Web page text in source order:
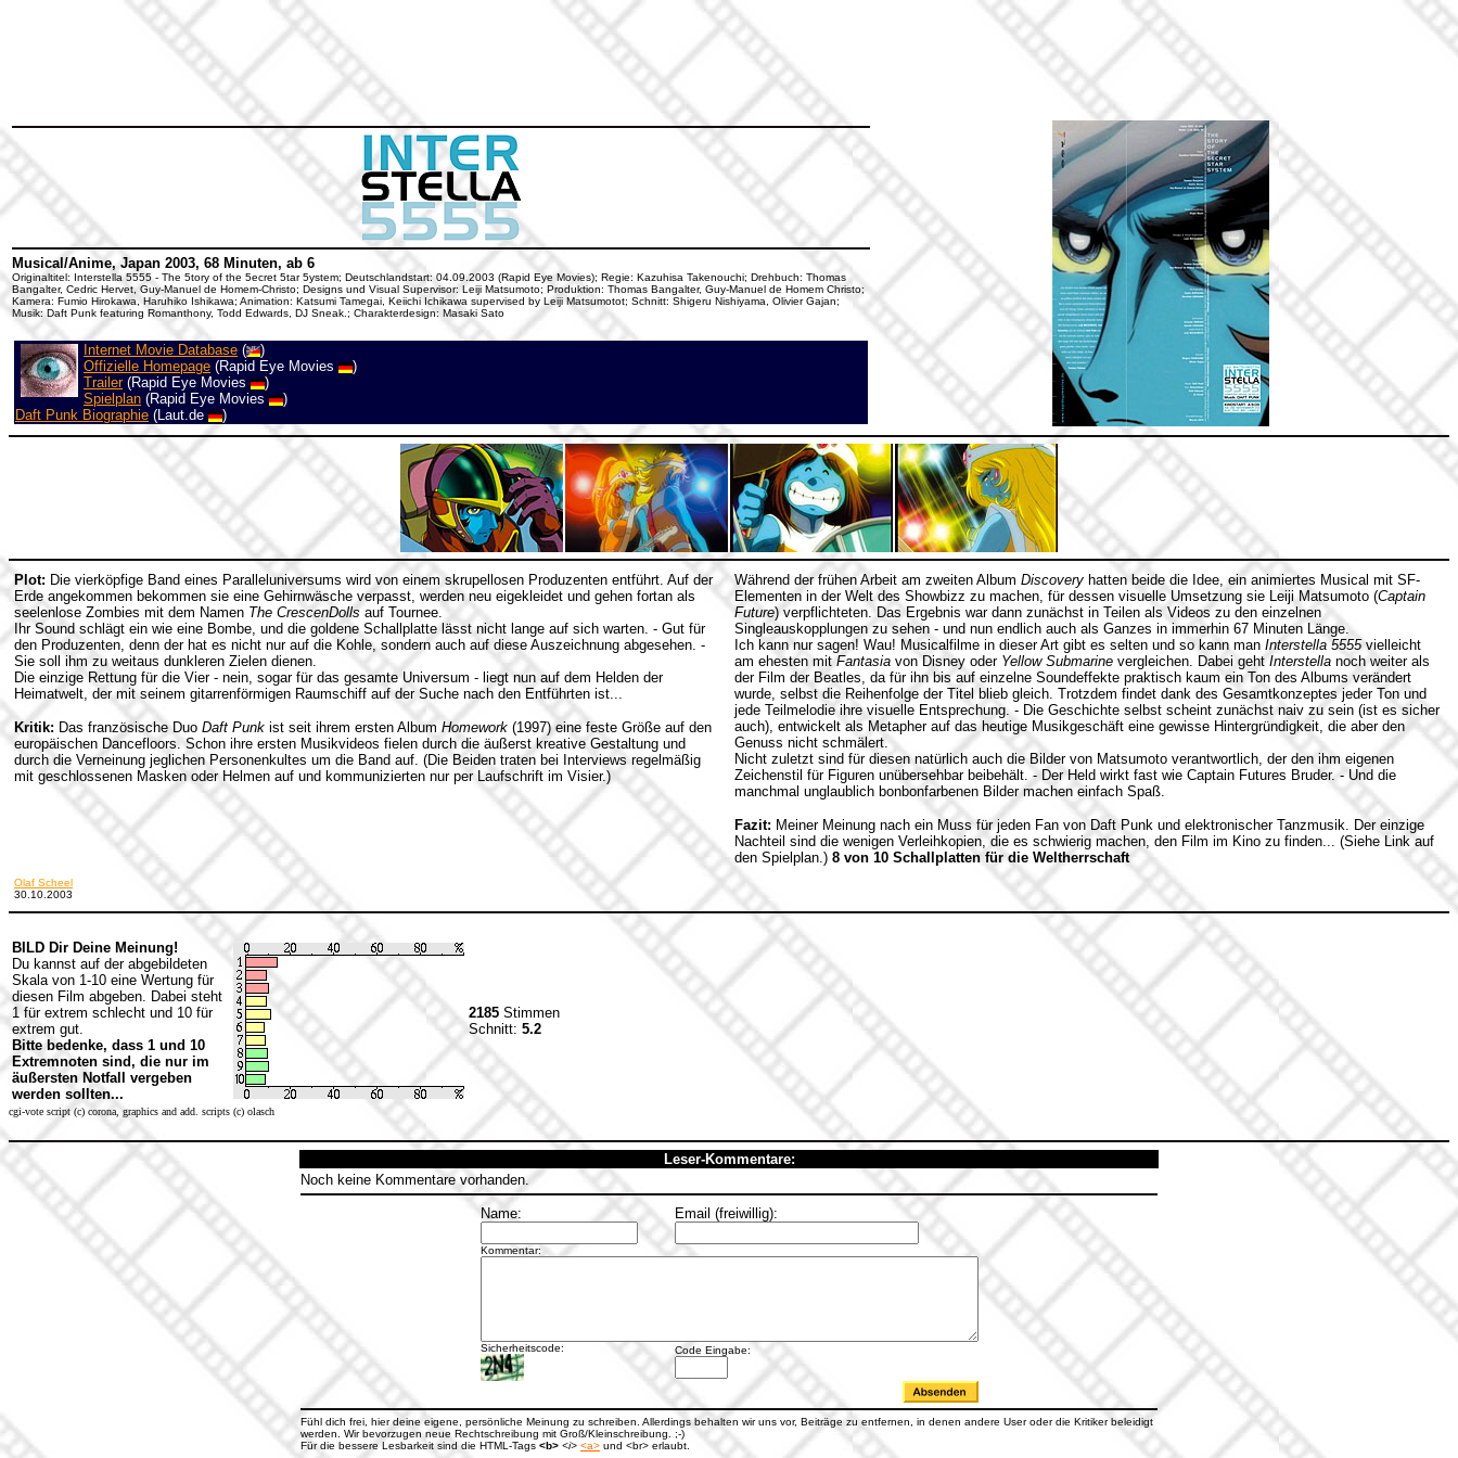
Musical/Anime, Japan 2003, 68 Minuten, ab 6
Originaltitel: Interstella 5555 - The 5tory of the 5ecret 5tar 5ystem; Deutschlandstart: 04.09.2003 (Rapid Eye Movies); Regie: Kazuhisa Takenouchi; Drehbuch: Thomas
Bangalter, Cedric Hervet, Guy-Manuel de Homem-Christo; Designs und Visual Supervisor: Leiji Matsumoto; Produktion: Thomas Bangalter, Guy-Manuel de Homem Christo;
Kamera: Fumio Hirokawa, Haruhiko Ishikawa; Animation: Katsumi Tamegai, Keiichi Ichikawa supervised by Leiji Matsumotot; Schnitt: Shigeru Nishiyama, Olivier Gajan;
Musik: Daft Punk featuring Romanthony, Todd Edwards, DJ Sneak.; Charakterdesign: Masaki Sato
Internet Movie Database (
)
Offizielle Homepage (Rapid Eye Movies
)
Trailer(Rapid Eye Movies
)
Spielplan (Rapid Eye Movies
)
Daft Punk Biographie (Laut.de )
Plot: Die vierköpfige Band eines Paralleluniversums wird von einem skrupellosen Produzenten entführt. Auf der
Erde angekommen bekommen sie eine Gehirnwäsche verpasst, werden neu eigekleidet und gehen fortan als
seelenlose Zombies mit dem Namen The CrescenDolls auf Tournee.
Ihr Sound schlägt ein wie eine Bombe, und die goldene Schallplatte lässt nicht lange auf sich warten. - Gut für
den Produzenten, denn der hat es nicht nur auf die Kohle, sondern auch auf diese Auszeichnung abgesehen. -
Sie soll ihm zu weitaus dunkleren Zielen dienen.
Die einzige Rettung für die Vier - nein, sogar für das gesamte Universum - liegt nun auf dem Helden der
Heimatwelt, der mit seinem gitarrenförmigen Raumschiff auf der Suche nach den Entführten ist...
Kritik: Das französische Duo Daft Punk ist seit ihrem ersten Album Homework (1997) eine feste Größe auf den
europäischen Dancefloors. Schon ihre ersten Musikvideos fielen durch die äußerst kreative Gestaltung und
durch die Verneinung jeglichen Personenkultes um die Band auf. (Die Beiden traten bei Interviews regelmäßig
mit geschlossenen Masken oder Helmen auf und kommunizierten nur per Laufschrift im Visier.)
Während der frühen Arbeit am zweiten Album Discovery hatten beide die Idee, ein animiertes Musical mit SF-
Elementen in der Welt des Showbizz zu machen, für dessen visuelle Umsetzung sie Leiji Matsumoto (Captain
Future) verpflichteten. Das Ergebnis war dann zunächst in Teilen als Videos zu den einzelnen
Singleauskopplungen zu sehen - und nun endlich auch als Ganzes in immerhin 67 Minuten Länge.
Ich kann nur sagen! Wau! Musicalfilme in dieser Art gibt es selten und so kann man Interstella 5555vielleicht
am ehesten mitFantasia von Disney oder Yellow Submarine vergleichen. Dabei gehtInterstella noch weiter als
der Film der Beatles, da für ihn bis auf einzelne Soundeffekte praktisch kaum ein Ton des Albums verändert
wurde, selbst die Reihenfolge der Titel blieb gleich. Trotzdem findet dank des Gesamtkonzeptes jeder Ton und
jede Teilmelodie ihre visuelle Entsprechung. - Die Geschichte selbst scheint zunächst naiv zu sein (ist es sicher
auch), entwickelt als Metapher auf das heutige Musikgeschäft eine gewisse Hintergründigkeit, die aber den
Genuss nicht schmälert.
Nicht zuletzt sind für diesen natürlich auch die Bilder von Matsumoto verantwortlich, der den ihm eigenen
Zeichenstil für Figuren unübersehbar beibehält. - Der Held wirkt fast wie Captain Futures Bruder. - Und die
manchmal unglaublich bonbonfarbenen Bilder machen einfach Spaß.
Fazit: Meiner Meinung nach ein Muss für jeden Fan von Daft Punk und elektronischer Tanzmusik. Der einzige
Nachteil sind die wenigen Verleihkopien, die es schwierig machen, den Film im Kino zu finden... (Siehe Link auf
den Spielplan.) 8 von 10 Schallplatten für die Weltherrschaft
Olaf Scheel
30.10.2003
BILD Dir Deine Meinung!
Du kannst auf der abgebildeten
Skala von 1-10 eine Wertung für
diesen Film abgeben. Dabei steht
1 für extrem schlecht und 10 für
extrem gut.
Bitte bedenke, dass 1 und 10
Extremnoten sind, die nur im
äußersten Notfall vergeben
werden sollten...
2185 Stimmen
Schnitt: 5.2
cgi-vote script (c) corona, graphics and add. scripts (c) olasch
Leser-Kommentare:
Noch keine Kommentare vorhanden.
Name: Email (freiwillig):
Kommentar:
Sicherheitscode: Code Eingabe:
Fühl dich frei, hier deine eigene, persönliche Meinung zu schreiben. Allerdings behalten wir uns vor, Beiträge zu entfernen, in denen andere User oder die Kritiker beleidigt
werden. Wir bevorzugen neue Rechtschreibung mit Groß/Kleinschreibung. ;-)
Für die bessere Lesbarkeit sind die HTML-Tags <b> <i> <a> und <br> erlaubt.